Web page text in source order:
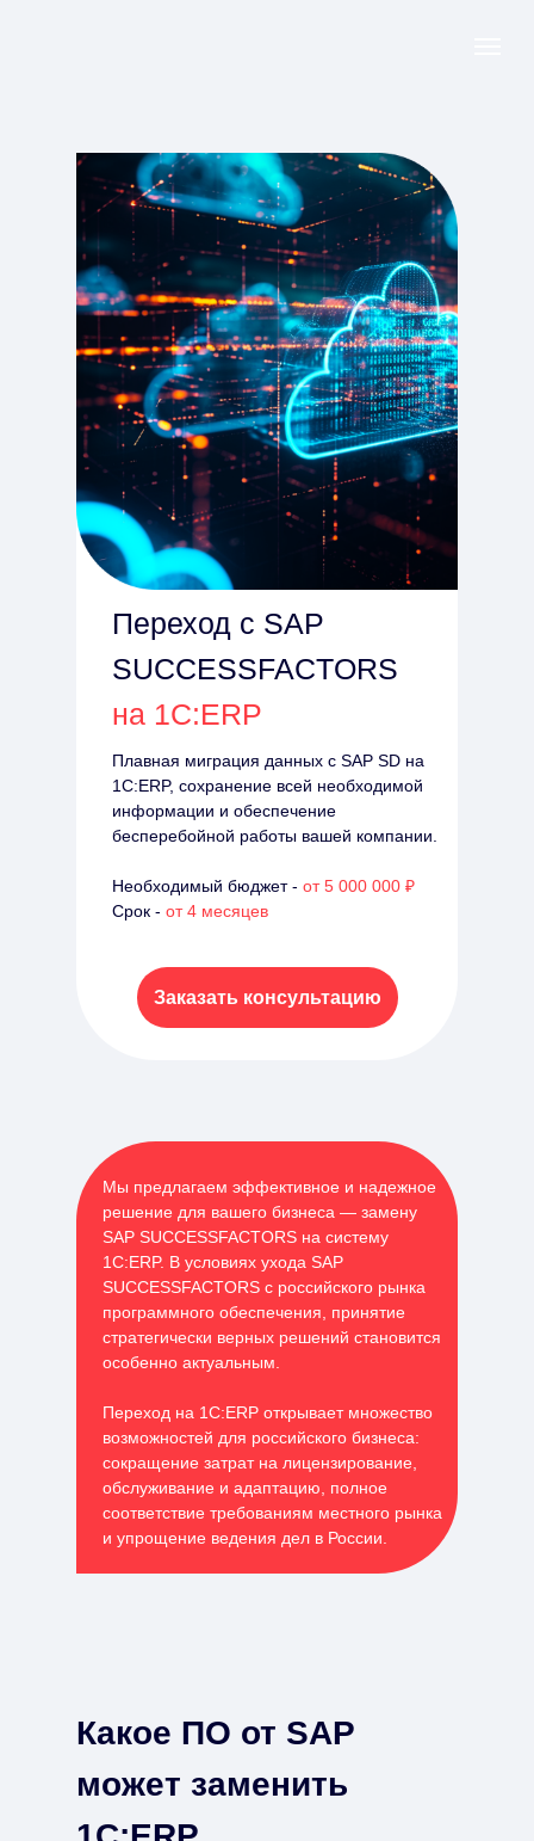
Переход с SAP
SUCCESSFACTORS
на 1С:ERP
Плавная миграция данных с SAP SD на
1С:ERP, сохранение всей необходимой
информации и обеспечение
бесперебойной работы вашей компании.
Необходимый бюджет - от 5 000 000 ₽
Срок - от 4 месяцев
Заказать консультацию
Мы предлагаем эффективное и надежное
решение для вашего бизнеса — замену
SAP SUCCESSFACTORS на систему
1С:ERP. В условиях ухода SAP
SUCCESSFACTORS с российского рынка
программного обеспечения, принятие
стратегически верных решений становится
особенно актуальным.
Переход на 1С:ERP открывает множество
возможностей для российского бизнеса:
сокращение затрат на лицензирование,
обслуживание и адаптацию, полное
соответствие требованиям местного рынка
и упрощение ведения дел в России.
Какое ПО от SAP
может заменить